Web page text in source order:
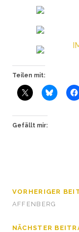
Teilen mit:
Gefällt mir:
VORHERIGER
AFFENBERG
NÄCHSTER